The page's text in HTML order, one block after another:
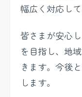
幅広く対応して
皆さまが安心
を目指し、地
きます。今後
します。